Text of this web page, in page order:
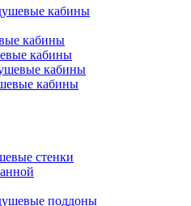
кабины
кабины
кабины
кабины
кабины
стенки
поддоны